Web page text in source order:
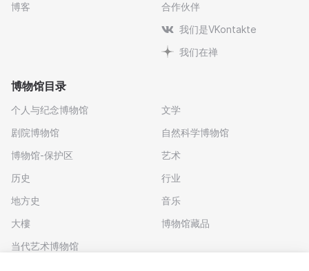
博客
合作伙伴
我们是VKontakte
我们在禅
博物馆目录
个人与纪念博物馆
剧院博物馆
博物馆-保护区
历史
地方史
大樓
当代艺术博物馆
文学
自然科学博物馆
艺术
行业
音乐
博物馆藏品